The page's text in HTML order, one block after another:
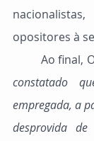
opositores à
Ao
constatado
empregada, a
desprovida de